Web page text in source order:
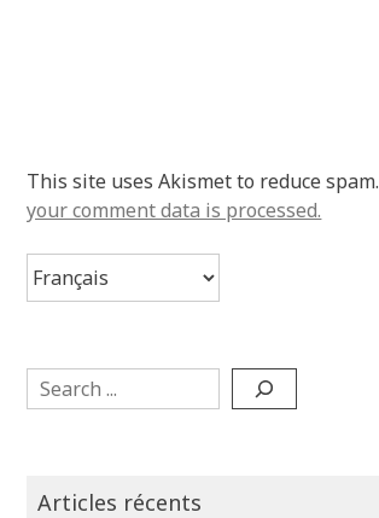
This site uses Akismet to reduce spam.
your comment data is processed.
une
Search
Articles récents